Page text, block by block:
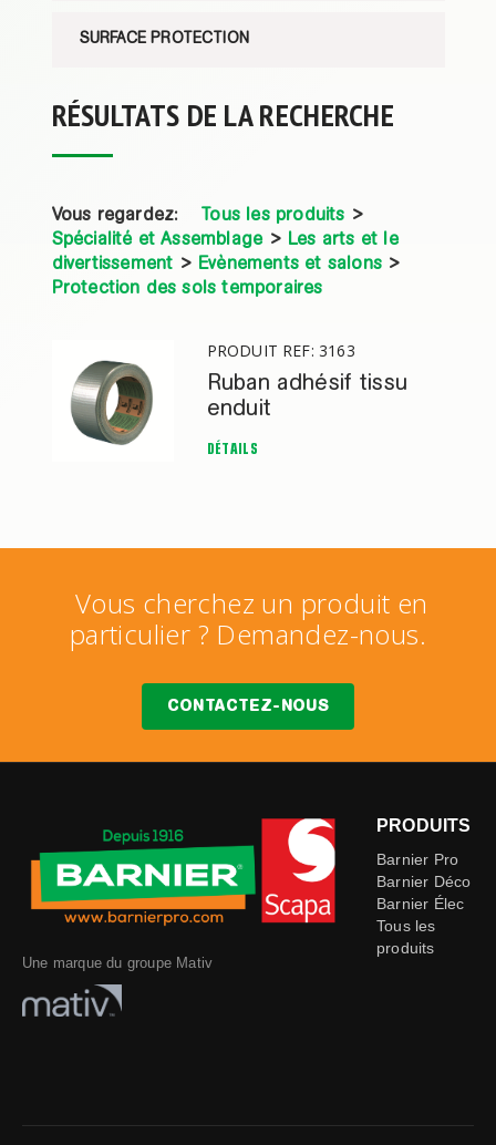
SURFACE PROTECTION
RÉSULTATS DE LA RECHERCHE
Vous regardez: Tous les produits >
Spécialité et Assemblage > Les arts et le
divertissement > Evènements et salons>
Protection des sols temporaires
PRODUIT REF: 3163
Ruban adhésif tissu
enduit
DÉTAILS
Vous cherchez un produit en
particulier ? Demandez-nous.
CONTACTEZ-NOUS
Une marque du groupe Mativ
PRODUITS
Barnier Pro
Barnier Déco
Barnier Élec
Tous les
produits